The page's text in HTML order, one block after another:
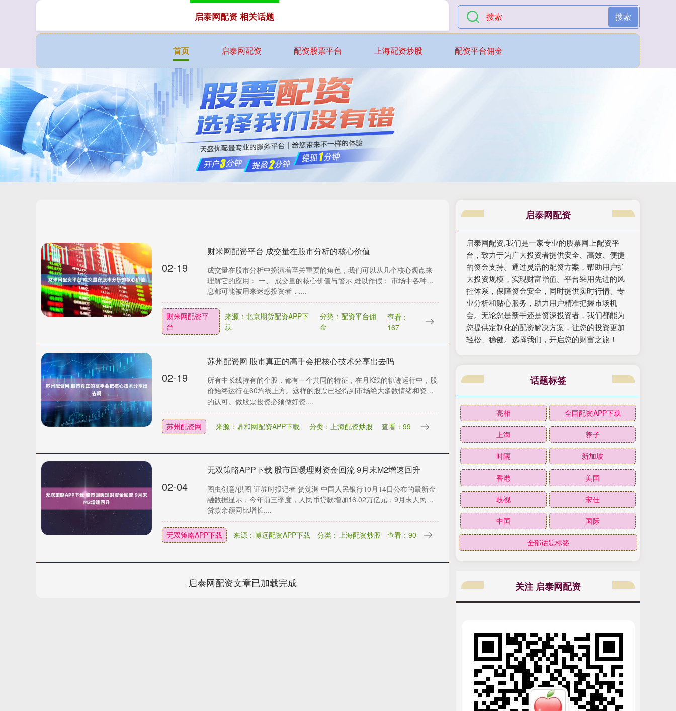
搜索
首页 启泰网配资 配资股票平台 上海配资炒股 配资平台佣金
启泰网配资 相关话题
02-19
财米网配资平台 成交量在股市分析的核心价值
成交量在股市分析中扮演着至关重要的角色，我们可以从几个核心观点来
理解它的应用： 一、 成交量的核心价值与警示 难以作假： 市场中各种信
息都可能被用来迷惑投资者，....
财米网配资平
台
来源：北京期货配资APP下
载
分类：配资平台佣
金
查看：
167
02-19
苏州配资网 股市真正的高手会把核心技术分享出去吗
所有中长线持有的个股，都有一个共同的特征，在月K线的轨迹运行中，股
价始终运行在60均线上方。这样的股票已经得到市场绝大多数情绪和资金
的认可。做股票投资必须做好资....
苏州配资网 来源：鼎和网配资APP下载 分类：上海配资炒股 查看：99
02-04
无双策略APP下载 股市回暖理财资金回流 9月末M2增速回升
图虫创意/供图 证券时报记者 贺觉渊 中国人民银行10月14日公布的最新金
融数据显示，今年前三季度，人民币贷款增加16.02万亿元，9月末人民币
贷款余额同比增长....
无双策略APP下载 来源：博远配资APP下载 分类：上海配资炒股 查看：90
启泰网配资文章已加载完成
启泰网配资
启泰网配资,我们是一家专业的股票网上配资平
台，致力于为广大投资者提供安全、高效、便捷
的资金支持。通过灵活的配资方案，帮助用户扩
大投资规模，实现财富增值。平台采用先进的风
控体系，保障资金安全，同时提供实时行情、专
业分析和贴心服务，助力用户精准把握市场机
会。无论您是新手还是资深投资者，我们都能为
您提供定制化的配资解决方案，让您的投资更加
轻松、稳健。选择我们，开启您的财富之旅！
话题标签
亮相 全国配资APP下载
上海 养子
时隔 新加坡
香港 美国
歧视 宋佳
中国 国际
全部话题标签
关注 启泰网配资